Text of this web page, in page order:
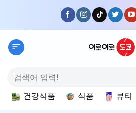
content
색:
건강식품 식품 뷰티